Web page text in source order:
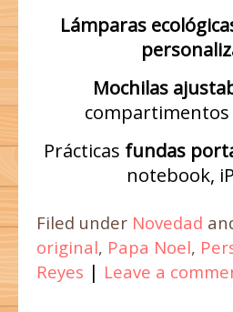
Lámparas
Mochilas
Prácticas fundas
notebook,
Filed under Novedad
original, Papa Noel,
Reyes | Leave a